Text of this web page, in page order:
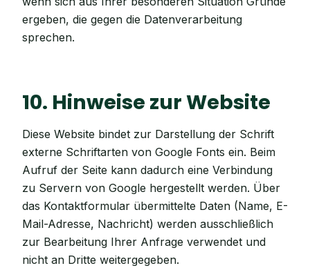
ergeben, die gegen die Datenverarbeitung
sprechen.
10. Hinweise zur Website
Diese Website bindet zur Darstellung der Schrift
externe Schriftarten von Google Fonts ein. Beim
Aufruf der Seite kann dadurch eine Verbindung
zu Servern von Google hergestellt werden. Über
das Kontaktformular übermittelte Daten (Name, E-
Mail-Adresse, Nachricht) werden ausschließlich
zur Bearbeitung Ihrer Anfrage verwendet und
nicht an Dritte weitergegeben.